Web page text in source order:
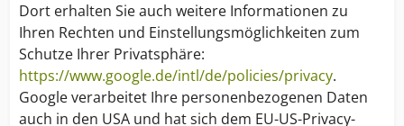
Dort erhalten Sie auch weitere Informationen zu
Ihren Rechten und Einstellungsmöglichkeiten zum
Schutze Ihrer Privatsphäre:
https://www.google.de/intl/de/policies/privacy.
Google verarbeitet Ihre personenbezogenen Daten
auch in den USA und hat sich dem EU-US-Privacy-